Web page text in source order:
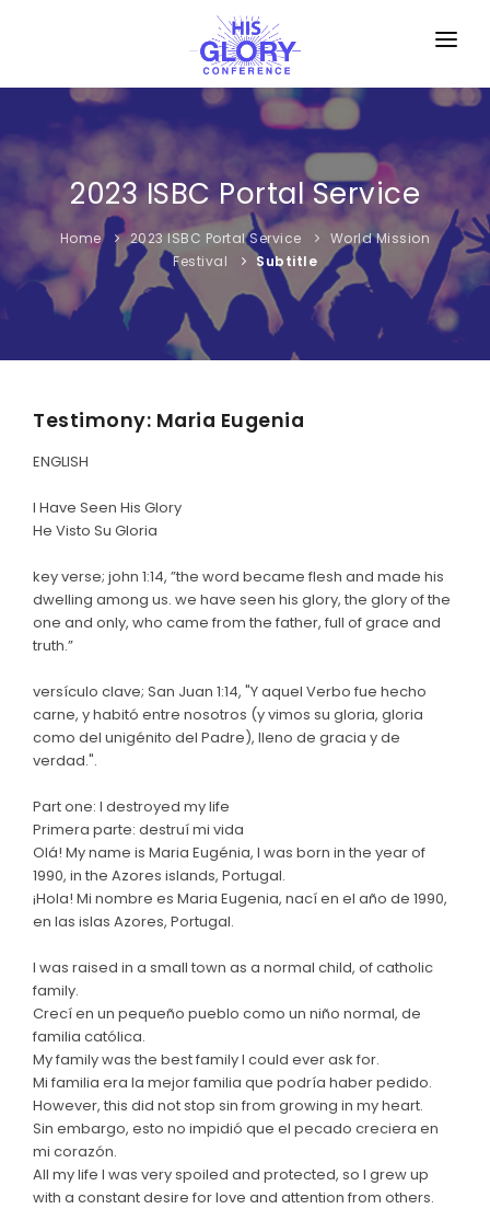
HOME
ISBC PORTAL
PROMOTION
TOURS
INVITATION CARD
2023 ISBC Portal Service
Home 2023 ISBC Portal Service
World Mission
Festival
Subtitle
Testimony: Maria Eugenia
ENGLISH
I Have Seen His Glory
He Visto Su Gloria
key verse; john 1:14, ”the word became flesh and made his
dwelling among us. we have seen his glory, the glory of the
one and only, who came from the father, full of grace and
truth.”
versículo clave; San Juan 1:14, "Y aquel Verbo fue hecho
carne, y habitó entre nosotros (y vimos su gloria, gloria
como del unigénito del Padre), lleno de gracia y de
verdad.".
Part one: I destroyed my life
Primera parte: destruí mi vida
Olá! My name is Maria Eugénia, I was born in the year of
1990, in the Azores islands, Portugal.
¡Hola! Mi nombre es Maria Eugenia, nací en el año de 1990,
en las islas Azores, Portugal.
I was raised in a small town as a normal child, of catholic
family.
Crecí en un pequeño pueblo como un niño normal, de
familia católica.
My family was the best family I could ever ask for.
Mi familia era la mejor familia que podría haber pedido.
However, this did not stop sin from growing in my heart.
Sin embargo, esto no impidió que el pecado creciera en
mi corazón.
All my life I was very spoiled and protected, so I grew up
with a constant desire for love and attention from others.